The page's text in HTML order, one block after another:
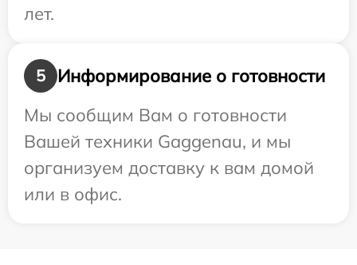
лет.
5
Информирование о готовности
Мы сообщим Вам о готовности
Вашей техники Gaggenau, и мы
организуем доставку к вам домой
или в офис.